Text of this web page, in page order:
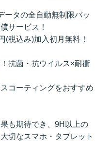
タの全自動無制限バッ
サービス！
税込み)加入初月無料！
抗菌・抗ウイルス×耐衝
コーティングをおすすめ
も期待でき、9H以上の
切なスマホ・タブレット